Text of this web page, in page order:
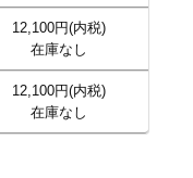
12,100円(内税)
在庫なし
12,100円(内税)
在庫なし